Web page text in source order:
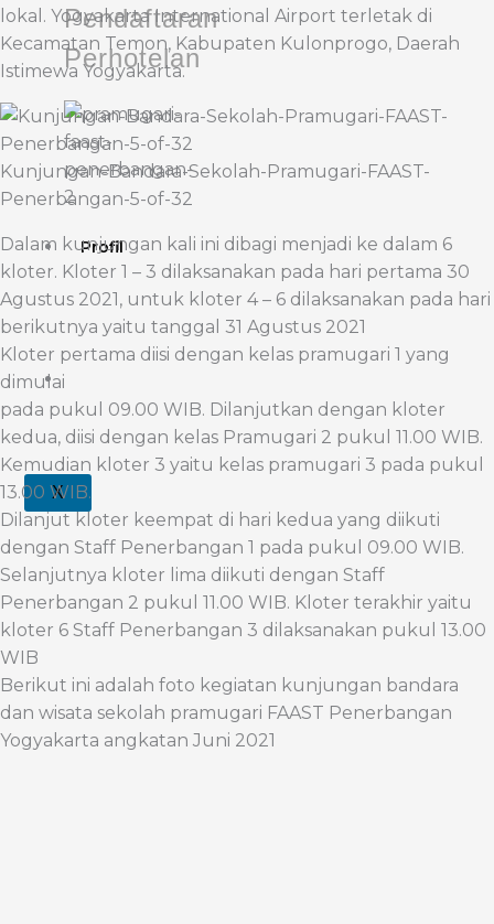
Pendaftaran
Perhotelan
Profil
X
lokal. Yogyakarta International Airport terletak di
Kecamatan Temon, Kabupaten Kulonprogo, Daerah
Istimewa Yogyakarta.
Kunjungan-Bandara-Sekolah-Pramugari-FAAST-
Penerbangan-5-of-32
Dalam kunjungan kali ini dibagi menjadi ke dalam 6
kloter. Kloter 1 – 3 dilaksanakan pada hari pertama 30
Agustus 2021, untuk kloter 4 – 6 dilaksanakan pada hari
berikutnya yaitu tanggal 31 Agustus 2021
Kloter pertama diisi dengan kelas pramugari 1 yang
dimulai
pada pukul 09.00 WIB. Dilanjutkan dengan kloter
kedua, diisi dengan kelas Pramugari 2 pukul 11.00 WIB.
Kemudian kloter 3 yaitu kelas pramugari 3 pada pukul
13.00 WIB.
Dilanjut kloter keempat di hari kedua yang diikuti
dengan Staff Penerbangan 1 pada pukul 09.00 WIB.
Selanjutnya kloter lima diikuti dengan Staff
Penerbangan 2 pukul 11.00 WIB. Kloter terakhir yaitu
kloter 6 Staff Penerbangan 3 dilaksanakan pukul 13.00
WIB
Berikut ini adalah foto kegiatan kunjungan bandara
dan wisata sekolah pramugari FAAST Penerbangan
Yogyakarta angkatan Juni 2021